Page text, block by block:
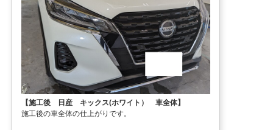
【施工後 日産 キックス(ホワイト） 車全体】
施工後の車全体の仕上がりです。